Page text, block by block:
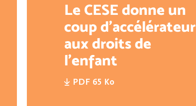
Le CESE donne un
coup d’accélérateur
aux droits de
l’enfant
PDF 65 Ko